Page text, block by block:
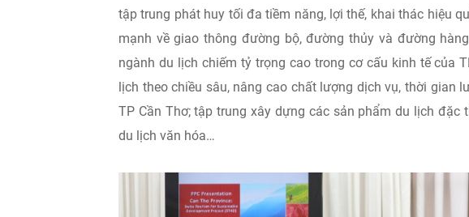
tập trung phát huy tối đa tiềm năng, lợi thế, khai thác hiệu
mạnh về giao thông đường bộ, đường thủy và đường
ngành du lịch chiếm tỷ trọng cao trong cơ cấu kinh tế của
lịch theo chiều sâu, nâng cao chất lượng dịch vụ, thời gian
TP Cần Thơ; tập trung xây dựng các sản phẩm du lịch
du lịch văn hóa…